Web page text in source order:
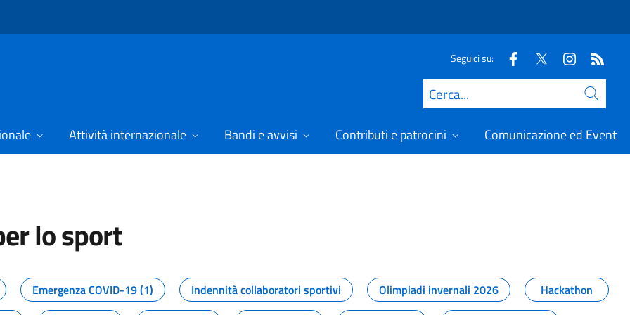
Seguici su:
Cerca
Attività internazionale Bandi e avvisi Contributi e patrocini Comunicazione ed Eventi
lo sport
dal Dipartimento per lo sport
Emergenza COVID-19 (1) Indennità collaboratori sportivi Olimpiadi invernali 2026
Hackathon